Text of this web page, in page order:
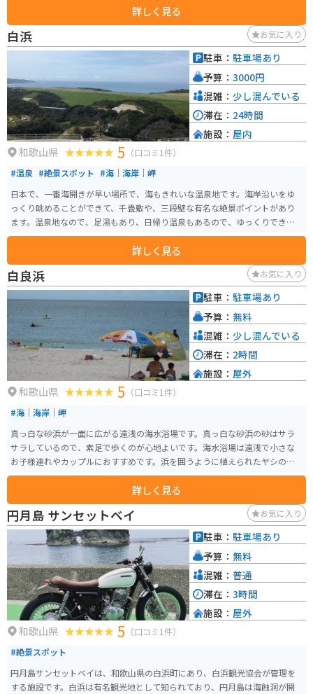
詳しく見る
白浜 お気に入り
和歌山県 5 （口コミ1件）
#温泉 #絶景スポット #海｜海岸｜岬
日本で、一番海開きが早い場所で、海もきれいな温泉地です。海岸沿いをゆ
っくり眺めることができて、千畳敷や、三段壁な有名な絶景ポイントがあり
ます。温泉地なので、足湯もあり、日帰り温泉もあるので、ゆっくりできま
す。海の近くなので、とれとれ市場で新鮮な海産物が食べられます。
詳しく見る
駐車： 駐車場あり
予算： 3000円
混雑： 少し混んでいる
滞在： 24時間
施設： 屋内
白良浜 お気に入り
和歌山県 5 （口コミ1件）
#海｜海岸｜岬
真っ白な砂浜が一面に広がる遠浅の海水浴場です。真っ白な砂浜の砂はサラ
サラしているので、素足で歩くのが心地よいです。海水浴場は遠浅で小さな
お子様連れやカップルにおすすめです。浜を囲うように植えられたヤシの木
は、南国ムードを演出してくれています。海水浴をしなくても、浜辺を歩い
たり、景色を眺めたりするだけでも楽しめます。
詳しく見る
駐車： 駐車場あり
予算： 無料
混雑： 少し混んでいる
滞在： 2時間
施設： 屋外
円月島 サンセットベイ お気に入り
和歌山県 5 （口コミ1件）
#絶景スポット
円月島サンセットベイは、和歌山県の白浜町にあり、白浜観光協会が管理を
する施設です。白浜は有名観光地として知られており、円月島は海蝕洞が開
駐車： 駐車場あり
予算： 無料
混雑： 普通
滞在： 3時間
施設： 屋外